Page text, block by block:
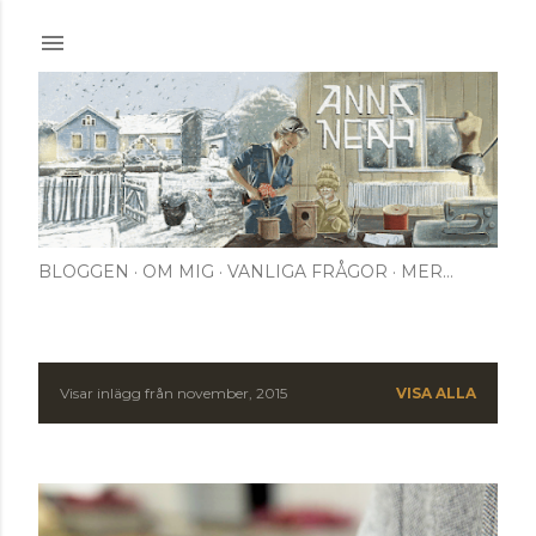
BLOGGEN OM MIG VANLIGA FRÅGOR MER…
I
l
Visar inlägg från november, 2015 VISA ALLA